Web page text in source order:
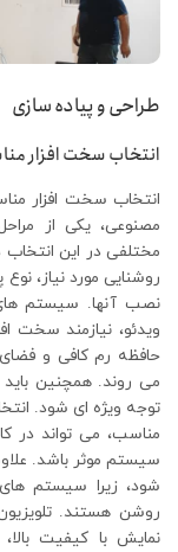
طراحی و پیاده سازی
انتخاب سخت افزار
انتخاب سخت افزار
مصنوعی، یکی از
مختلفی در این انتخاب
نصب آنها. سیستم
ویدئو، نیازمند سخت
حافظه رم کافی و
می روند. همچنین باید
توجه ویژه ای شود.
مناسب، می تواند در
سیستم موثر باشد.
شود، زیرا سیستم
روشن هستند.
نمایش با کیفیت